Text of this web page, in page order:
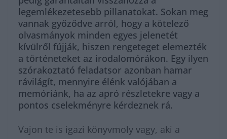
legemlékezetesebb pillanatokat. Sokan meg
vannak győződve arról, hogy a kötelező
olvasmányok minden egyes jelenetét
kívülről fújják, hiszen rengeteget elemezték
a történeteket az irodalomórákon. Egy ilyen
szórakoztató feladatsor azonban hamar
rávilágít, mennyire élénk valójában a
memóriánk, ha az apró részletekre vagy a
pontos cselekményre kérdeznek rá.
Vajon te is igazi könyvmoly vagy, aki a